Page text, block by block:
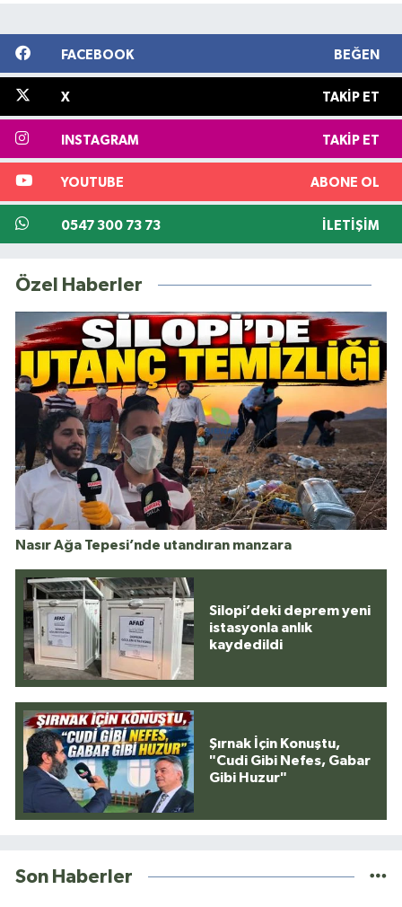
FACEBOOK BEĞEN
X TAKIP ET
INSTAGRAM TAKIP ET
YOUTUBE ABONE OL
0547 300 73 73 İLETIŞIM
Özel Haberler
Nasır Ağa Tepesi’nde utandıran manzara
Silopi’deki deprem yeni
istasyonla anlık
kaydedildi
Şırnak İçin Konuştu,
"Cudi Gibi Nefes, Gabar
Gibi Huzur"
Son Haberler